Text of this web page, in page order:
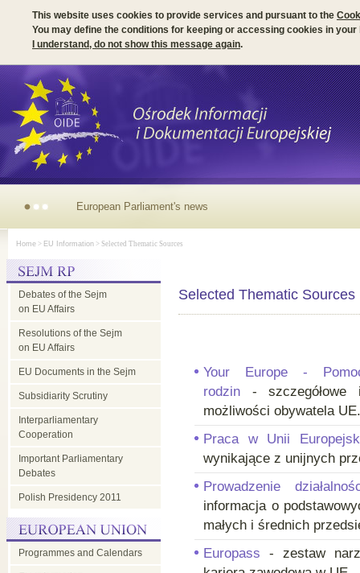
This website uses cookies to provide services and pursuant to the
You may define the conditions for keeping or accessing cookies in your
I understand, do not show this message again.
European
news
Home > EU Information > Selected Thematic Sources
Debates of the Sejm
on EU Affairs
Resolutions of the Sejm
on EU Affairs
EU Documents in the Sejm
Subsidiarity Scrutiny
Interparliamentary
Cooperation
Important Parliamentary
Debates
Polish Presidency 2011
Programmes and Calendars
Selected Thematic Sources
Your Europe -
rodzin - szczegółowe
możliwości obywatela UE.
Praca w Unii
wynikające z unijnych
Prowadzenie
informacja o
małych i średnich
Europass - zestaw